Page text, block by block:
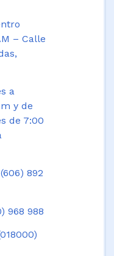
– Calle
a
y de
de 7:00
892
968 988